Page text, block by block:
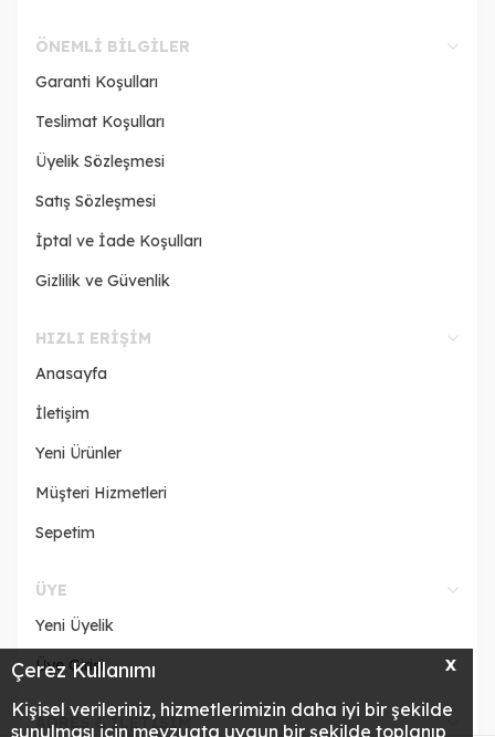
X
Çerez Kullanımı
Kişisel verileriniz, hizmetlerimizin daha iyi bir şekilde
sunulması için mevzuata uygun bir şekilde toplanıp
ÖNEMLI BILGILER
Garanti Koşulları
Teslimat Koşulları
Üyelik Sözleşmesi
Satış Sözleşmesi
İptal ve İade Koşulları
Gizlilik ve Güvenlik
HIZLI ERIŞIM
Anasayfa
İletişim
Yeni Ürünler
Müşteri Hizmetleri
Sepetim
ÜYE
Yeni Üyelik
Üye Girişi
ADRES & İLETİŞİM